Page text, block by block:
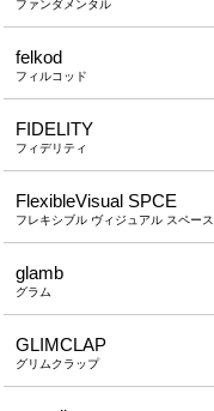
ファンダメンタル
felkod
フィルコッド
FIDELITY
フィデリティ
FlexibleVisual SPCE
フレキシブル ヴィジュアル スペース
glamb
グラム
GLIMCLAP
グリムクラップ